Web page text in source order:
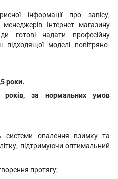
інформації про завісу,
Інтернет магазину
готові надати професійну
моделі повітряно-
роки.
за нормальних умов
системи опалення взимку та
підтримуючи оптимальний
протягу;